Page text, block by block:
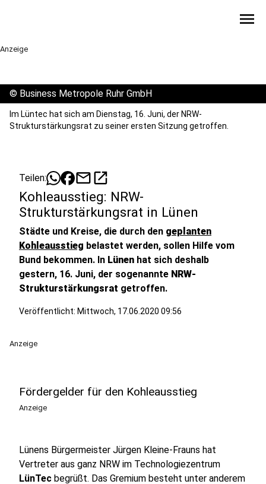
menu
Anzeige
© Business Metropole Ruhr GmbH
Im Lüntec hat sich am Dienstag, 16. Juni, der NRW-
Strukturstärkungsrat zu seiner ersten Sitzung getroffen.
Teilen: mailopen_in_new
Kohleausstieg: NRW-
Strukturstärkungsrat in Lünen
Städte und Kreise, die durch den geplanten
Kohleausstieg belastet werden, sollen Hilfe vom
Bund bekommen. In Lünen hat sich deshalb
gestern, 16. Juni, der sogenannte NRW-
Strukturstärkungsrat getroffen.
Veröffentlicht: Mittwoch, 17.06.2020 09:56
Anzeige
Fördergelder für den Kohleausstieg
Anzeige
Lünens Bürgermeister Jürgen Kleine-Frauns hat
Vertreter aus ganz NRW im Technologiezentrum
LünTec begrüßt. Das Gremium besteht unter anderem